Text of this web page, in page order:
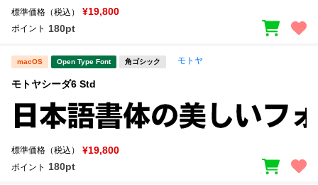
標準価格（税込） ¥19,800
ポイント 180pt
macOS Open Type Font 角ゴシック モトヤ
モトヤシーダ6 Std
標準価格（税込） ¥19,800
ポイント 180pt